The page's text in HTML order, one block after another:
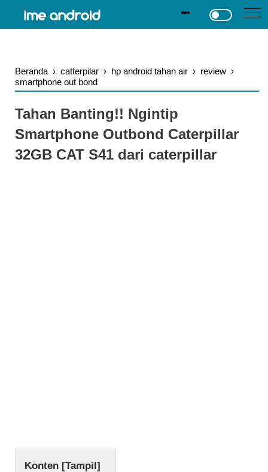
Beranda › catterpilar › hp android tahan air › review ›
smartphone out bond
Tahan Banting!! Ngintip
Smartphone Outbond Caterpillar
32GB CAT S41 dari caterpillar
Konten [Tampil]